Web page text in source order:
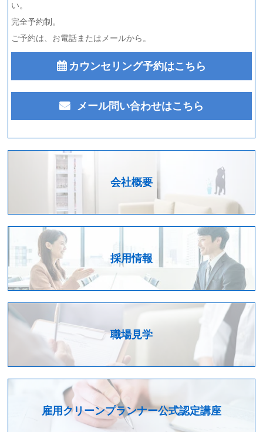
い。
完全予約制。
ご予約は、お電話またはメールから。
カウンセリング予約はこちら
メール問い合わせはこちら
会社概要
採用情報
職場見学
雇用クリーンプランナー公式認定講座